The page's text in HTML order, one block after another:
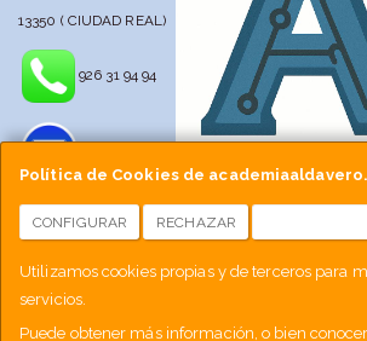
Política de Cookies de
CONFIGURAR RECHAZAR
Utilizamos cookies propias y de terceros para
servicios.
Puede obtener más información, o bien
13350 ( CIUDAD REAL)
926 31 94 94